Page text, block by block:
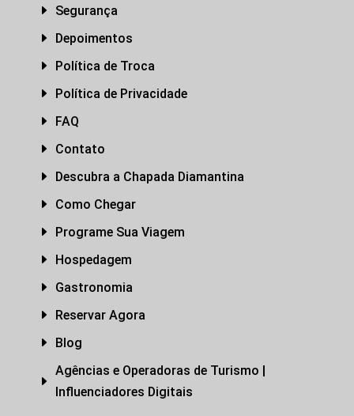
E Segurança
E Depoimentos
E Política de Troca
E Política de Privacidade
E FAQ
E Contato
E Descubra a Chapada Diamantina
E Como Chegar
E Programe Sua Viagem
E Hospedagem
E Gastronomia
E Reservar Agora
E Blog
E
Agências e Operadoras de Turismo |
Influenciadores Digitais